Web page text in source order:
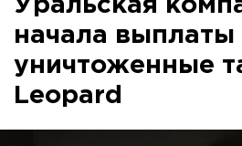
Уральская
начала выплаты
уничтоженные
Leopard